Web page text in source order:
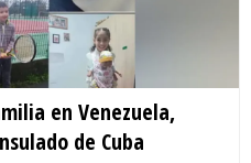
en Venezuela,
de Cuba